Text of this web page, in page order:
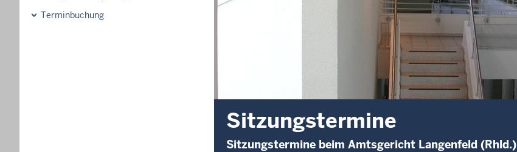
Terminbuchung
Sitzungstermine
Sitzungstermine beim Amtsgericht Langenfeld (Rhld.)